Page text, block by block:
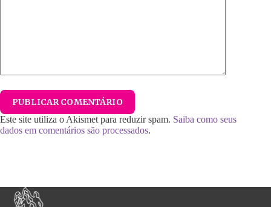
PUBLICAR COMENTÁRIO
Este site utiliza o Akismet para reduzir spam. Saiba como seus
dados em comentários são processados.